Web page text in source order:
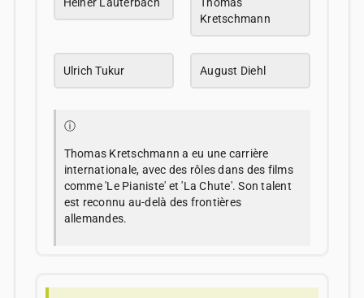
Kretschmann
Ulrich Tukur August Diehl
ⓘ
Thomas Kretschmann a eu une carrière
internationale, avec des rôles dans des films
comme 'Le Pianiste' et 'La Chute'. Son talent
est reconnu au-delà des frontières
allemandes.